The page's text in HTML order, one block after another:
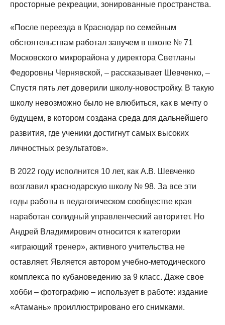
просторные рекреации, зонированные пространства.
«После переезда в Краснодар по семейным
обстоятельствам работал завучем в школе № 71
Московского микрорайона у директора Светланы
Федоровны Чернявской, – рассказывает Шевченко, –
Спустя пять лет доверили школу-новостройку. В такую
школу невозможно было не влюбиться, как в мечту о
будущем, в котором создана среда для дальнейшего
развития, где ученики достигнут самых высоких
личностных результатов».
В 2022 году исполнится 10 лет, как А.В. Шевченко
возглавил краснодарскую школу № 98. За все эти
годы работы в педагогическом сообществе края
наработан солидный управленческий авторитет. Но
Андрей Владимирович относится к категории
«играющий тренер», активного учительства не
оставляет. Является автором учебно-методического
комплекса по кубановедению за 9 класс. Даже свое
хобби – фотографию – использует в работе: издание
«Атамань» проиллюстрировано его снимками.